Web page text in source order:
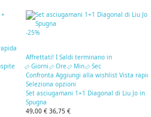
-25%
Affrettati! I Saldi terminano in
Giorni
Ore Min
Sec
Confronta Aggiungi alla wishlist Vista
Seleziona opzioni
Set asciugamani 1+1 Diagonal di Liu Jo in
Spugna
49,00 € 36,75 €